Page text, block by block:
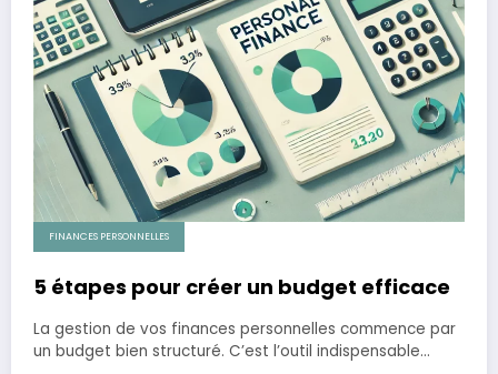
FINANCES PERSONNELLES
5 étapes pour créer un budget efficace
La gestion de vos finances personnelles commence par
un budget bien structuré. C’est l’outil indispensable…